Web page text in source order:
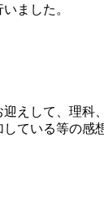
ました。
えして、理科
ている等の